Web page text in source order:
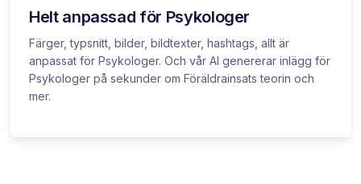
Helt anpassad för Psykologer
Färger, typsnitt, bilder, bildtexter, hashtags, allt är
anpassat för Psykologer. Och vår AI genererar inlägg för
Psykologer på sekunder om Föräldrainsats teorin och
mer.